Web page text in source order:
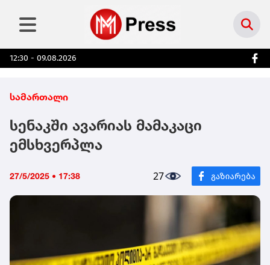
12:30 - 09.08.2026
სამართალი
სენაკში ავარიას მამაკაცი
ემსხვერპლა
27/5/2025 • 17:38 27